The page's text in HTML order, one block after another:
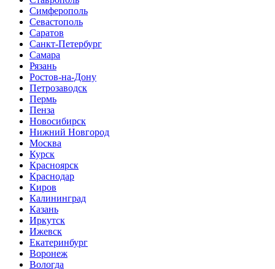
Симферополь
Севастополь
Саратов
Санкт-Петербург
Самара
Рязань
Ростов-на-Дону
Петрозаводск
Пермь
Пенза
Новосибирск
Нижний Новгород
Москва
Курск
Красноярск
Краснодар
Киров
Калининград
Казань
Иркутск
Ижевск
Екатеринбург
Воронеж
Вологда